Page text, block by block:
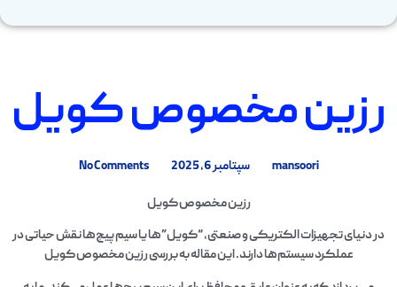
رزین مخصوص کویل
mansoori سپتامبر 6, 2025 No Comments
رزین مخصوص کویل
در دنیای تجهیزات الکتریکی و صنعتی، “کویل”‌ها یا سیم‌پیچ‌ها نقش حیاتی در
عملکرد سیستم‌ها دارند. این مقاله به بررسی رزین مخصوص کویل